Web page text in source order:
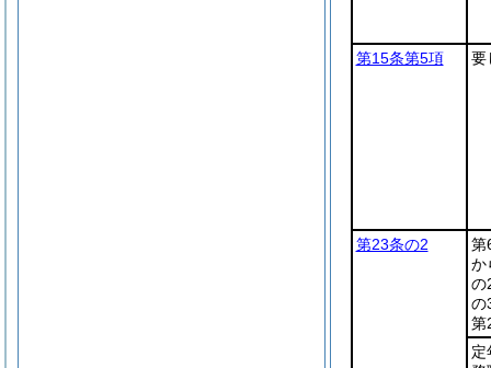
第15条第5項 要
第23条の2
第
か
の
の
第
定